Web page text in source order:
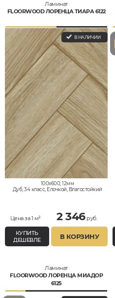
Ламинат
FLOORWOOD ЛОРЕНЦА ТИАРА 6122
В НАЛИЧИИ
100x600, 12мм
Дуб, 34 класс, Елочкой, Влагостойкий
Цена за 1 м² 2 346руб.
КУПИТЬ
ДЕШЕВЛЕ
В КОРЗИНУ
Ламинат
FLOORWOOD ЛОРЕНЦА МИАДОР
6125